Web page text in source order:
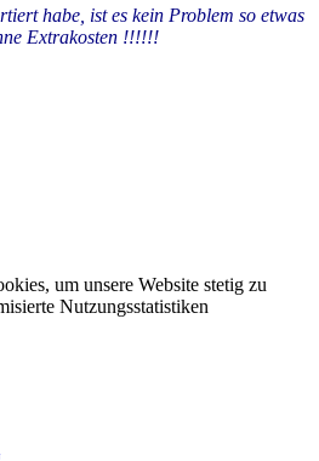
habe, ist es kein Problem so etwas
Extrakosten !!!!!!
um unsere Website stetig zu
Nutzungsstatistiken